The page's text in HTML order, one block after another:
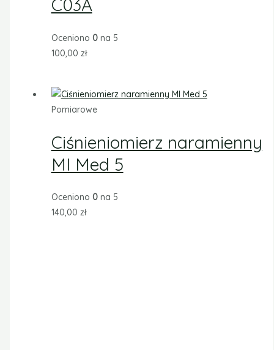
C03A
Oceniono 0na 5
100,00 zł
Pomiarowe
Ciśnieniomierz naramienny
MI Med 5
Oceniono 0na 5
140,00 zł